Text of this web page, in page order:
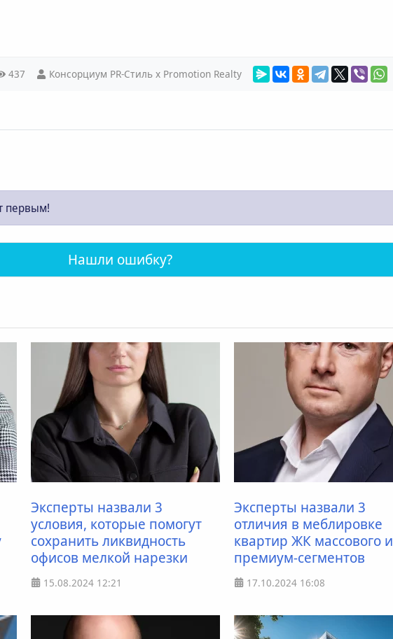
437 Консорциум PR-Стиль х Promotion Realty
первым!
Нашли ошибку?
Эксперты назвали 3
условия, которые помогут
сохранить ликвидность
офисов мелкой нарезки
15.08.2024 12:21
Эксперты назвали 3
отличия в меблировке
квартир ЖК массового и
премиум-сегментов
17.10.2024 16:08